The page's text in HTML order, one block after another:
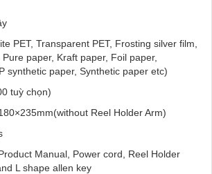
PET, Transparent PET, Frosting silver film,
paper, Kraft paper, Foil paper,
synthetic paper, Synthetic paper etc)
tuỳ chọn)
Reel Holder Arm)
Manual, Power cord, Reel Holder
L shape allen key